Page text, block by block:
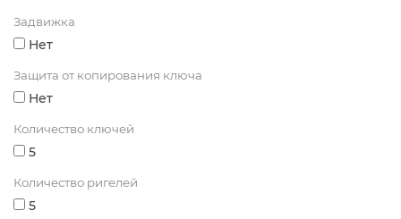
Задвижка
Нет
Защита от копирования ключа
Нет
Количество ключей
5
Количество ригелей
5